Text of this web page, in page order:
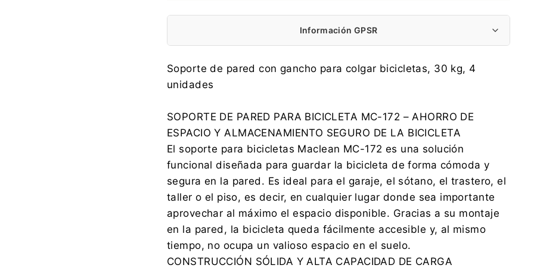
Información GPSR
Fabricante:
Centrumelektroniki.EU Sp. z o.o.
Korfantego 7, 42-600 Tarnowskie Góry
Importador:
Koniec produkcji Arek
Korfantego 7, 42-600 Tarnowskie Góry
contact@centrumelektroniki.pl
+48 32 284 7222
Soporte de pared con gancho para colgar bicicletas, 30 kg, 4
unidades
SOPORTE DE PARED PARA BICICLETA MC-172 – AHORRO DE
ESPACIO Y ALMACENAMIENTO SEGURO DE LA BICICLETA
El soporte para bicicletas Maclean MC-172 es una solución
funcional diseñada para guardar la bicicleta de forma cómoda y
segura en la pared. Es ideal para el garaje, el sótano, el trastero, el
taller o el piso, es decir, en cualquier lugar donde sea importante
aprovechar al máximo el espacio disponible. Gracias a su montaje
en la pared, la bicicleta queda fácilmente accesible y, al mismo
tiempo, no ocupa un valioso espacio en el suelo.
CONSTRUCCIÓN SÓLIDA Y ALTA CAPACIDAD DE CARGA